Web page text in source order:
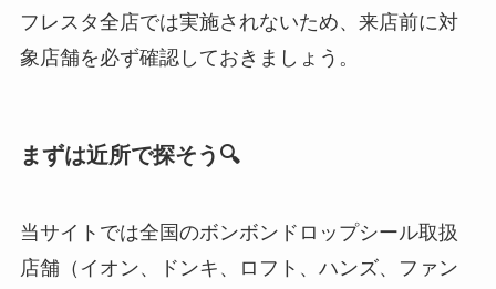
フレスタ全店では実施されないため、来店前に対
象店舗を必ず確認しておきましょう。
まずは近所で探そう🔍
当サイトでは全国のボンボンドロップシール取扱
店舗（イオン、ドンキ、ロフト、ハンズ、ファン